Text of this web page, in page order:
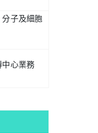
子及細胞
中心業務